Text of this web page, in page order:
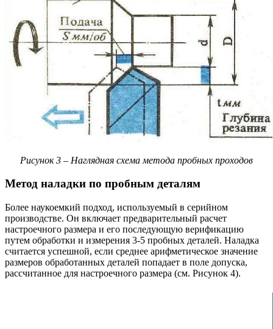
Рисунок 3 – Наглядная схема метода пробных проходов
Метод наладки по пробным деталям
Более наукоемкий подход, используемый в серийном
производстве. Он включает предварительный расчет
настроечного размера и его последующую верификацию
путем обработки и измерения 3-5 пробных деталей. Наладка
считается успешной, если среднее арифметическое значение
размеров обработанных деталей попадает в поле допуска,
рассчитанное для настроечного размера (см. Рисунок 4).